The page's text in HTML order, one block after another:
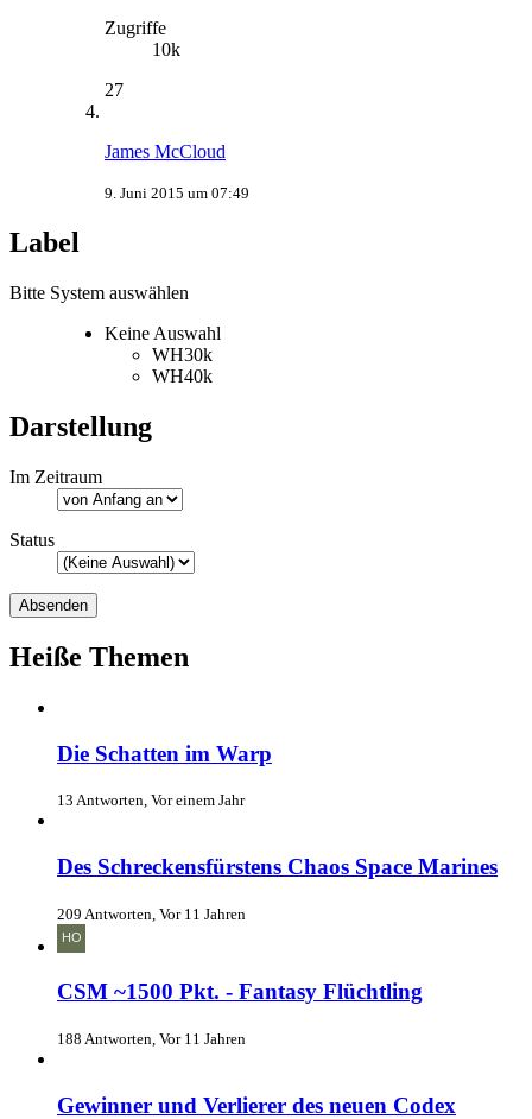
Zugriffe
10k
27
James McCloud
9. Juni 2015 um 07:49
Label
Bitte System auswählen
Keine Auswahl
WH30k
WH40k
Darstellung
Im Zeitraum
Status
Heiße Themen
Die Schatten im Warp
13 Antworten, Vor einem Jahr
Des Schreckensfürstens Chaos Space Marines
209 Antworten, Vor 11 Jahren
CSM ~1500 Pkt. - Fantasy Flüchtling
188 Antworten, Vor 11 Jahren
Gewinner und Verlierer des neuen Codex